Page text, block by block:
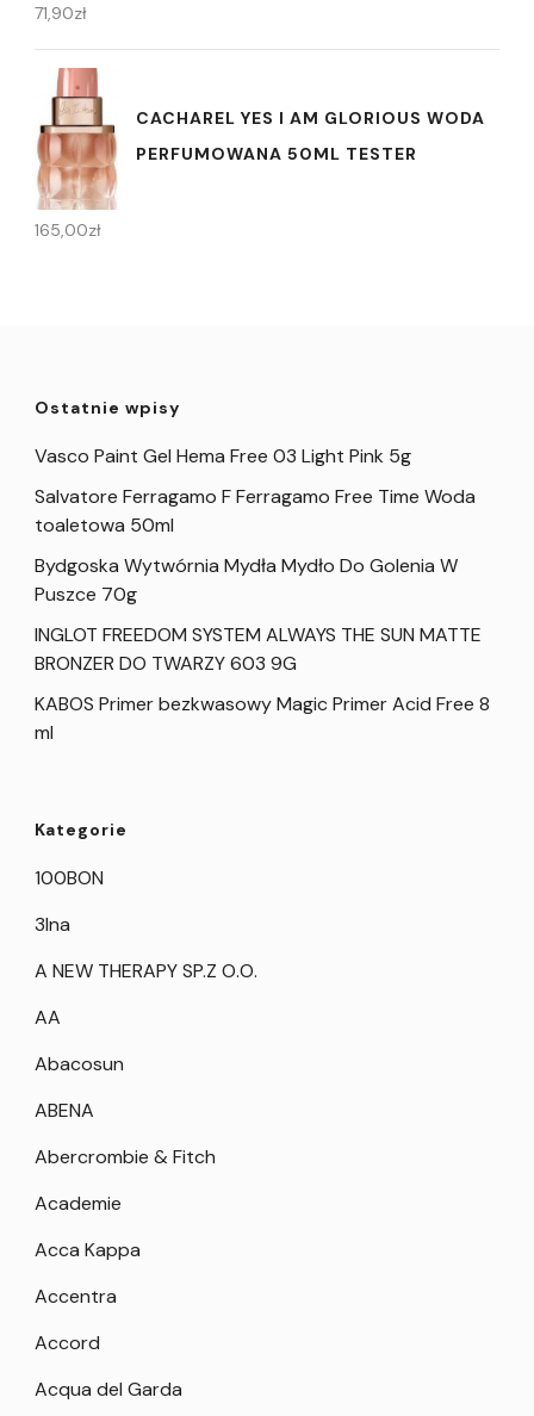
71,90zł
CACHAREL YES I AM GLORIOUS WODA
PERFUMOWANA 50ML TESTER
165,00zł
Ostatnie wpisy
Vasco Paint Gel Hema Free 03 Light Pink 5g
Salvatore Ferragamo F Ferragamo Free Time Woda
toaletowa 50ml
Bydgoska Wytwórnia Mydła Mydło Do Golenia W
Puszce 70g
INGLOT FREEDOM SYSTEM ALWAYS THE SUN MATTE
BRONZER DO TWARZY 603 9G
KABOS Primer bezkwasowy Magic Primer Acid Free 8
ml
Kategorie
100BON
3Ina
A NEW THERAPY SP.Z O.O.
AA
Abacosun
ABENA
Abercrombie & Fitch
Academie
Acca Kappa
Accentra
Accord
Acqua del Garda